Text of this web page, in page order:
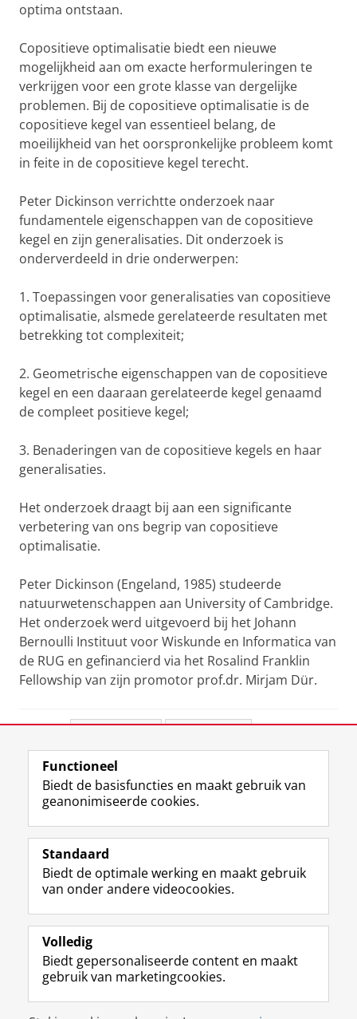
optima ontstaan.
Copositieve optimalisatie biedt een nieuwe
mogelijkheid aan om exacte herformuleringen te
verkrijgen voor een grote klasse van dergelijke
problemen. Bij de copositieve optimalisatie is de
copositieve kegel van essentieel belang, de
moeilijkheid van het oorspronkelijke probleem komt
in feite in de copositieve kegel terecht.
Peter Dickinson verrichtte onderzoek naar
fundamentele eigenschappen van de copositieve
kegel en zijn generalisaties. Dit onderzoek is
onderverdeeld in drie onderwerpen:
1. Toepassingen voor generalisaties van copositieve
optimalisatie, alsmede gerelateerde resultaten met
betrekking tot complexiteit;
2. Geometrische eigenschappen van de copositieve
kegel en een daaraan gerelateerde kegel genaamd
de compleet positieve kegel;
3. Benaderingen van de copositieve kegels en haar
generalisaties.
Het onderzoek draagt bij aan een significante
verbetering van ons begrip van copositieve
optimalisatie.
Peter Dickinson (Engeland, 1985) studeerde
natuurwetenschappen aan University of Cambridge.
Het onderzoek werd uitgevoerd bij het Johann
Bernoulli Instituut voor Wiskunde en Informatica van
de RUG en gefinancierd via het Rosalind Franklin
Fellowship van zijn promotor prof.dr. Mirjam Dür.
View this page in:English
Volg de RUG
F
a
e
b
o
p
a
i
L
i
k
e
I
-
p
g
R
S
-
f
e
R
k
I
n
t
r
m
c
Y
o
T
e
k
a
Studiekiezers
Alumni
Over ons
Disclaimer & Copyright
Functioneel
Biedt de basisfuncties en maakt gebruik van
geanonimiseerde cookies.
Standaard
Biedt de optimale werking en maakt gebruik
van onder andere videocookies.
Volledig
Biedt gepersonaliseerde content en maakt
gebruik van marketingcookies.